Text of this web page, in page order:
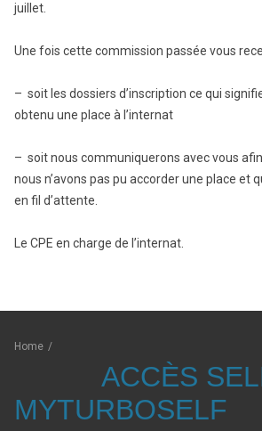
juillet.
Une fois cette commission passée vous
– soit les dossiers d’inscription ce qui
obtenu une place à l’internat
– soit nous communiquerons avec vous
nous n’avons pas pu accorder une place et
en fil d’attente.
Le CPE en charge de l’internat.
Home /
ACCÈS
MYTURBOSELF